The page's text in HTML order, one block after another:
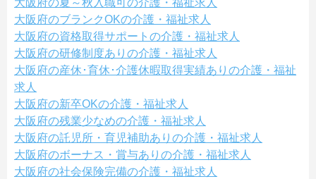
大阪府の夏～秋入職可の介護・福祉求人
大阪府のブランクOKの介護・福祉求人
大阪府の資格取得サポートの介護・福祉求人
大阪府の研修制度ありの介護・福祉求人
大阪府の産休･育休･介護休暇取得実績ありの介護・福祉
求人
大阪府の新卒OKの介護・福祉求人
大阪府の残業少なめの介護・福祉求人
大阪府の託児所・育児補助ありの介護・福祉求人
大阪府のボーナス・賞与ありの介護・福祉求人
大阪府の社会保険完備の介護・福祉求人